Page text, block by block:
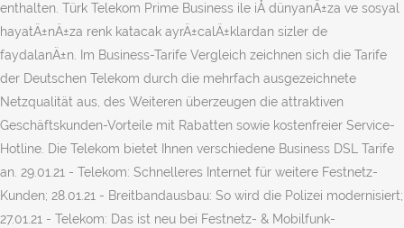
enthalten. Türk Telekom Prime Business ile iÅ dünyanÄ±za ve sosyal
hayatÄ±nÄ±za renk katacak ayrÄ±calÄ±klardan sizler de
faydalanÄ±n. Im Business-Tarife Vergleich zeichnen sich die Tarife
der Deutschen Telekom durch die mehrfach ausgezeichnete
Netzqualität aus, des Weiteren überzeugen die attraktiven
Geschäftskunden-Vorteile mit Rabatten sowie kostenfreier Service-
Hotline. Die Telekom bietet Ihnen verschiedene Business DSL Tarife
an. 29.01.21 - Telekom: Schnelleres Internet für wei­tere Festnetz-
Kunden; 28.01.21 - Breitbandausbau: So wird die Polizei modernisiert;
27.01.21 - Telekom: Das ist neu bei Festnetz- & Mobilfunk-